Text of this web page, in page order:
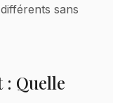
sans
: Quelle